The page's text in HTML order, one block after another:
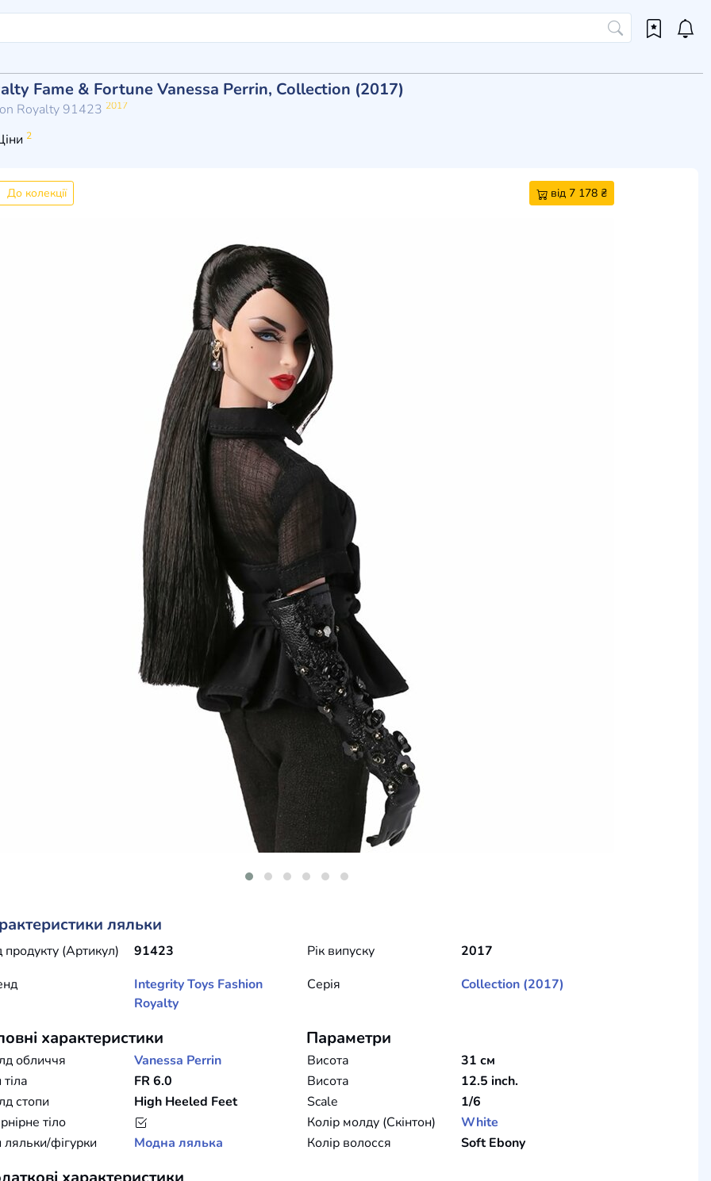
Fame & Fortune Vanessa Perrin, Collection (2017)
Royalty 91423 2017
2
До колекції від 7 178 ₴
ляльки
продукту (Артикул) 91423 Рік випуску
2017
Integrity Toys Fashion
Royalty
Серія Collection (2017)
характеристики
обличчя
Vanessa Perrin
FR 6.0
стопи
High Heeled Feet
тіло
ляльки/фігурки
Модна лялька
Параметри
Висота
31 см
Висота
12.5 inch.
Scale
1/6
Колір молду (Скінтон)
White
Колір волосся
Soft Ebony